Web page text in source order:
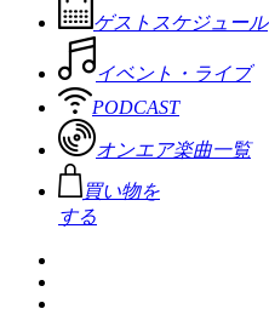
ゲストスケジュール
イベント・ライブ
PODCAST
オンエア楽曲一覧
買い物を
する